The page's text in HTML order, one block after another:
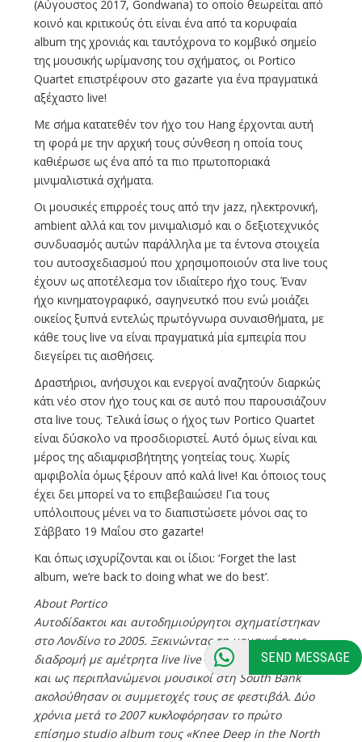
(Αύγουστος 2017, Gondwana) το οποίο θεωρείται από
κοινό και κριτικούς ότι είναι ένα από τα κορυφαία
album της χρονιάς και ταυτόχρονα το κομβικό σημείο
της μουσικής ωρίμανσης του σχήματος, οι Portico
Quartet επιστρέφουν στο gazarte για ένα πραγματικά
αξέχαστο live!
Με σήμα κατατεθέν τον ήχο του Hang έρχονται αυτή
τη φορά με την αρχική τους σύνθεση η οποία τους
καθιέρωσε ως ένα από τα πιο πρωτοποριακά
μινιμαλιστικά σχήματα.
Οι μουσικές επιρροές τους από την jazz, ηλεκτρονική,
ambient αλλά και τον μινιμαλισμό και ο δεξιοτεχνικός
συνδυασμός αυτών παράλληλα με τα έντονα στοιχεία
του αυτοσχεδιασμού που χρησιμοποιούν στα live τους
έχουν ως αποτέλεσμα τον ιδιαίτερο ήχο τους. Έναν
ήχο κινηματογραφικό, σαγηνευτκό που ενώ μοιάζει
οικείος ξυπνά εντελώς πρωτόγνωρα συναισθήματα, με
κάθε τους live να είναι πραγματικά μία εμπειρία που
διεγείρει τις αισθήσεις.
Δραστήριοι, ανήσυχοι και ενεργοί αναζητούν διαρκώς
κάτι νέο στον ήχο τους και σε αυτό που παρουσιάζουν
στα live τους. Τελικά ίσως ο ήχος των Portico Quartet
είναι δύσκολο να προσδιοριστεί. Αυτό όμως είναι και
μέρος της αδιαμφισβήτητης γοητείας τους. Xωρίς
αμφιβολία όμως ξέρουν από καλά live! Και όποιος τους
έχει δει μπορεί να το επιβεβαιώσει! Για τους
υπόλοιπους μένει να το διαπιστώσετε μόνοι σας το
Σάββατο 19 Μαΐου στο gazarte!
Και όπως ισχυρίζονται και οι ίδιοι: ‘Forget the last
album, we’re back to doing what we do best’.
Αbout Portico
Αυτοδίδακτοι και αυτοδημιούργητοι σχηματίστηκαν
στο Λονδίνο το 2005. Ξεκινώντας τη μουσική τους
διαδρομή με αμέτρητα live live σε pubs, bars, αλλά
και ως περιπλανώμενοι μουσικοί στη South Bank
ακολούθησαν οι συμμετοχές τους σε φεστιβάλ. Δύο
χρόνια μετά το 2007 κυκλοφόρησαν το πρώτο
επίσημο studio album τους «Knee Deep in the North
SEND MESSAGE